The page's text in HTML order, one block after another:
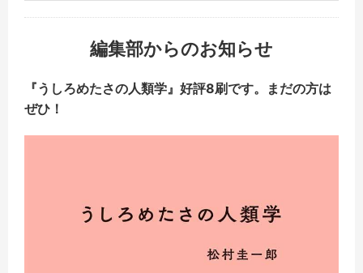
編集部からのお知らせ
『うしろめたさの人類学』好評8刷です。まだの方は
ぜひ！